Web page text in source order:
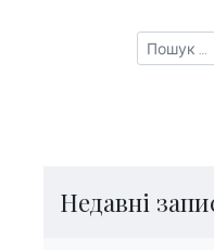
Пошук:
Недавні